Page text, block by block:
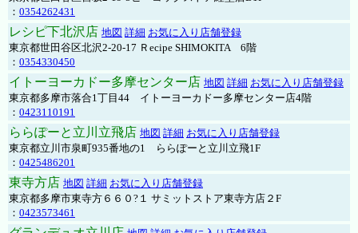
： 0354262431
レシピ下北沢店 地図 詳細 お気に入り店舗登録
東京都世田谷区北沢2-20-17 Ｒecipe SHIMOKITA 6階
： 0354330450
イトーヨーカドー多摩センター店 地図 詳細 お気に入り店舗登録
東京都多摩市落合1丁目44 イトーヨーカドー多摩センター店4階
： 0423110191
ららぽーと立川立飛店 地図 詳細 お気に入り店舗登録
東京都立川市泉町935番地の1 ららぽーと立川立飛1F
： 0425486201
東寺方店 地図 詳細 お気に入り店舗登録
東京都多摩市東寺方６６０?１ サミットストア東寺方店２F
： 0423573461